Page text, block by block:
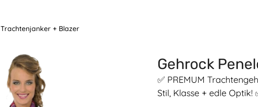
Trachtenjanker + Blazer
Gehrock
✅ PREMUM
Stil, Klasse + edle Optik!